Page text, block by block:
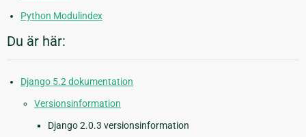
Python Modulindex
Du är här:
Django 5.2 dokumentation
Versionsinformation
Django 2.0.3 versionsinformation